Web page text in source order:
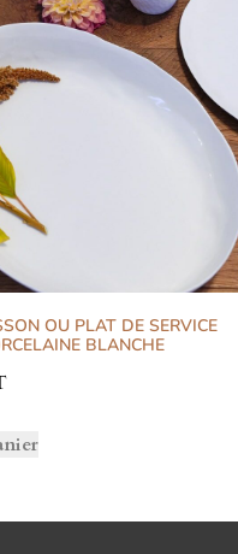
OU PLAT DE SERVICE
BLANCHE